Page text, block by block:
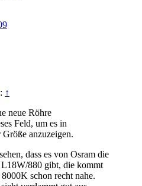
↑
neue Röhre
Feld, um es in
anzuzeigen.
dass es von Osram die
880 gibt, die kommt
schon recht nahe.